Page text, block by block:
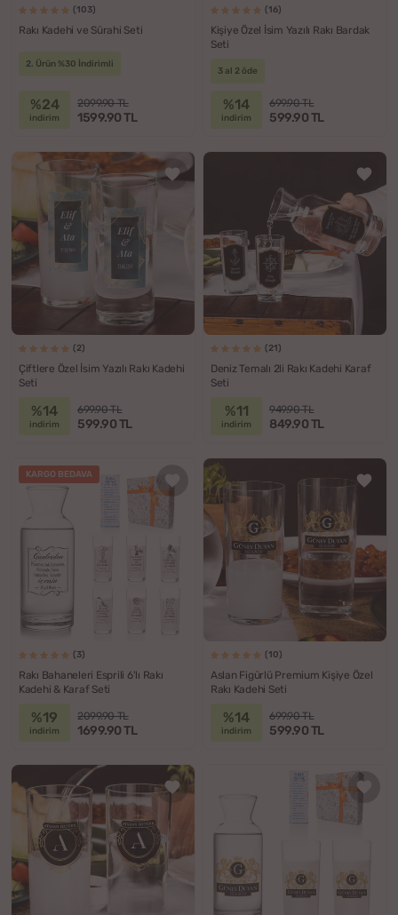
(103)
Rakı Kadehi ve Sürahi Seti
2. Ürün %30 İndirimli
%24
indirim
2099.90 TL
1599.90 TL
(16)
Kişiye Özel İsim Yazılı Rakı Bardak
Seti
3 al 2 öde
%14
indirim
699.90 TL
599.90 TL
(2)
Çiftlere Özel İsim Yazılı Rakı Kadehi
Seti
%14
indirim
699.90 TL
599.90 TL
(21)
Deniz Temalı 2li Rakı Kadehi Karaf
Seti
%11
indirim
949.90 TL
849.90 TL
KARGO BEDAVA
(3)
Rakı Bahaneleri Esprili 6'lı Rakı
Kadehi & Karaf Seti
%19
indirim
2099.90 TL
1699.90 TL
(10)
Aslan Figürlü Premium Kişiye Özel
Rakı Kadehi Seti
%14
indirim
699.90 TL
599.90 TL